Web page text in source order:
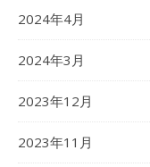
2024年4月
2024年3月
2023年12月
2023年11月